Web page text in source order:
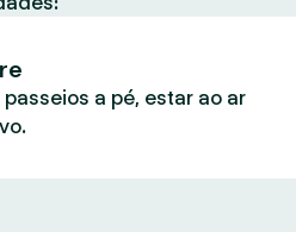
a pé, estar ao ar